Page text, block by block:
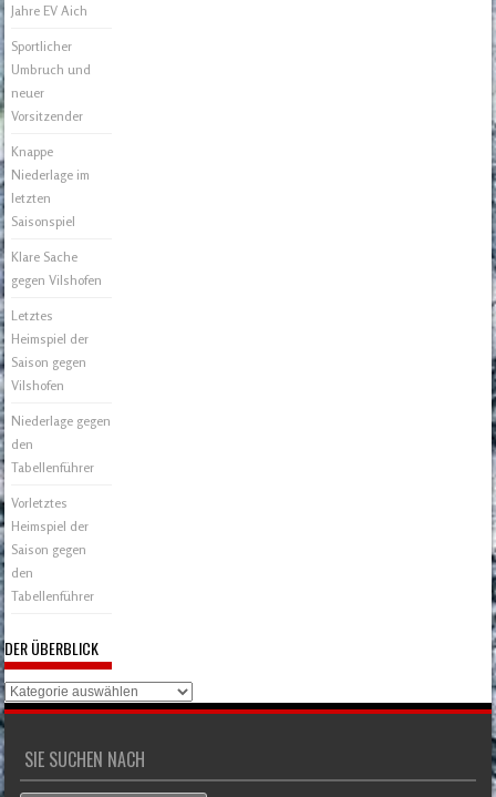
Jahre EV Aich
Sportlicher
Umbruch und
neuer
Vorsitzender
Knappe
Niederlage im
letzten
Saisonspiel
Klare Sache
gegen Vilshofen
Letztes
Heimspiel der
Saison gegen
Vilshofen
Niederlage gegen
den
Tabellenführer
Vorletztes
Heimspiel der
Saison gegen
den
Tabellenführer
DER ÜBERBLICK
Der
Überblick
SIE SUCHEN NACH